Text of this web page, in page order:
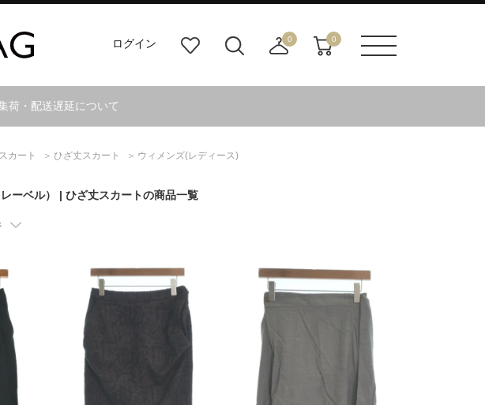
ログイン
り
ダ
ボ
0
寄
0
荷・配送遅延について
スカート ひざ丈スカート ウィメンズ(レディース)
ーベル） | ひざ丈スカートの商品一覧